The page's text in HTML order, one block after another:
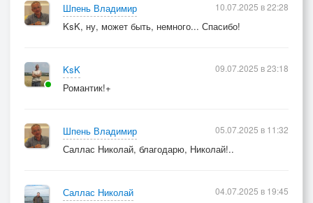
Шпень Владимир
KsK, ну, может быть, немного... Спасибо!
10.07.2025 в 22:28
KsK
Романтик!+
09.07.2025 в 23:18
Шпень Владимир
Саллас Николай, благодарю, Николай!..
05.07.2025 в 11:32
Саллас Николай
04.07.2025 в 19:45